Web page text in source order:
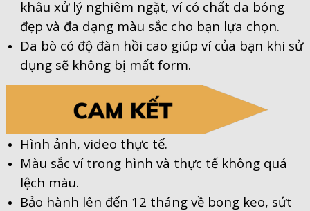
khâu xử lý nghiêm ngặt, ví có chất da bóng
đẹp và đa dạng màu sắc cho bạn lựa chọn.
Da bò có độ đàn hồi cao giúp ví của bạn khi sử
dụng sẽ không bị mất form.
Hình ảnh, video thực tế.
Màu sắc ví trong hình và thực tế không quá
lệch màu.
Bảo hành lên đến 12 tháng về bong keo, sứt